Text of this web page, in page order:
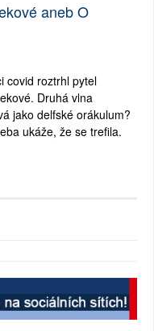
aneb O
covid roztrhl pytel
Druhá vlna
jako delfské orákulum?
ukáže, že se trefila.